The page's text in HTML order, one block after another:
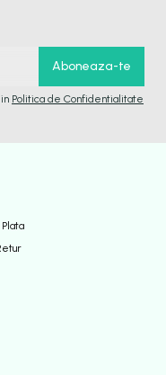
Politica de Confidentialitate